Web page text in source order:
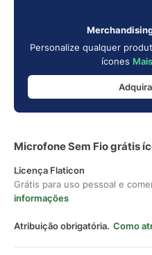
Personalize qualquer
ícones
Microfone Sem Fio grátis
Licença Flaticon
Grátis para uso pessoal e
informações
Atribuição obrigatória. Como